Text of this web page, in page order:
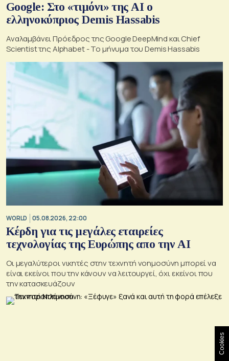
Google: Στο «τιμόνι» της AI ο
ελληνοκύπριος Demis Hassabis
Αναλαμβάνει Πρόεδρος της Google DeepMind και Chief
Scientist της Alphabet - Το μήνυμα του Demis Hassabis
WORLD 05.08.2026, 22:00
Κέρδη για τις μεγάλες εταιρείες
τεχνολογίας της Ευρώπης απο την AI
Οι μεγαλύτεροι νικητές στην τεχνητή νοημοσύνη μπορεί να
είναι εκείνοι που την κάνουν να λειτουργεί, όχι εκείνοι που
την κατασκευάζουν
Cookies